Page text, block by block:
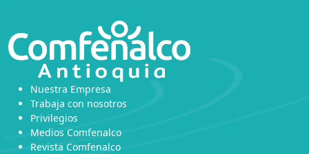
Nuestra Empresa
Trabaja con nosotros
Privilegios
Medios Comfenalco
Revista Comfenalco